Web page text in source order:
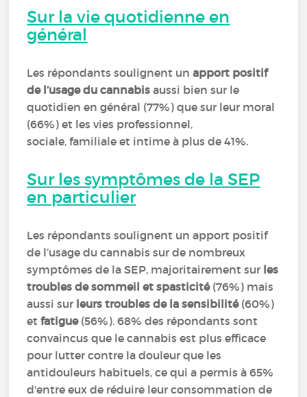
Sur la vie quotidienne en
général
Les répondants soulignent unapport positif
de l’usage du cannabis aussi bien sur le
quotidien en général (77%) que sur leur moral
(66%) et les vies professionnel,
sociale, familiale et intime à plus de 41%.
Sur les symptômes de la SEP
en particulier
Les répondants soulignent un apport positif
de l’usage du cannabis sur de nombreux
symptômes de la SEP, majoritairement sur les
troubles de sommeil et spasticité(76%) mais
aussi sur leurs troubles de la sensibilité(60%)
etfatigue(56%). 68% des répondants sont
convaincus que le cannabis est plus efficace
pour lutter contre la douleur que les
antidouleurs habituels, ce qui a permis à 65%
d'entre eux de réduire leur consommation de